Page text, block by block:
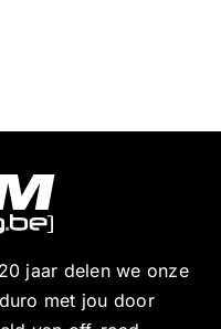
jaar delen we onze
met jou door